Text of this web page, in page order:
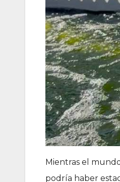
Mientras el
podría haber